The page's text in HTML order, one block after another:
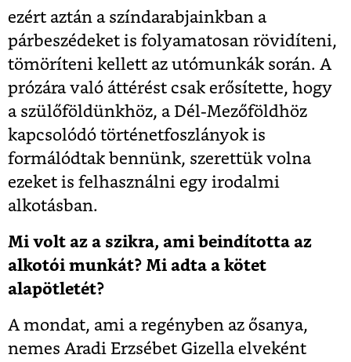
ezért aztán a színdarabjainkban a
párbeszédeket is folyamatosan rövidíteni,
tömöríteni kellett az utómunkák során. A
prózára való áttérést csak erősítette, hogy
a szülőföldünkhöz, a Dél-Mezőföldhöz
kapcsolódó történetfoszlányok is
formálódtak bennünk, szerettük volna
ezeket is felhasználni egy irodalmi
alkotásban.
Mi volt az a szikra, ami beindította az
alkotói munkát? Mi adta a kötet
alapötletét?
A mondat, ami a regényben az ősanya,
nemes Aradi Erzsébet Gizella elveként